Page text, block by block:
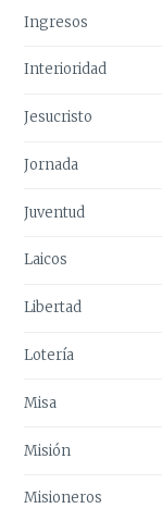
Ingresos
Interioridad
Jesucristo
Jornada
Juventud
Laicos
Libertad
Lotería
Misa
Misión
Misioneros